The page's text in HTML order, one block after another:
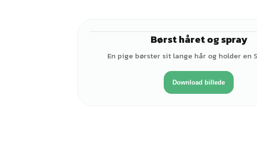
Børst håret og spray
En pige børster sit lange hår og holder en
Download billede